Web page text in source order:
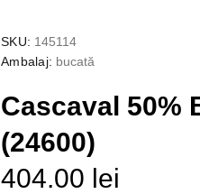
SKU: 145114
Ambalaj: bucată
Cascaval 50%
(24600)
404.00 lei